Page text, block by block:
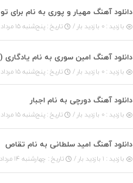
دانلود آهنگ مهیار و پوری به نام برای تو
بازدید : ۰ بازدید بار / تاریخ : پنج‌شنبه ۱۵ مرداد ۱۴۰۵
بازدید : ۰ بازدید بار / تاریخ : پنج‌شنبه ۱۵ مرداد ۱۴۰۵
دانلود آهنگ دورچی به نام اجبار
بازدید : ۰ بازدید بار / تاریخ : پنج‌شنبه ۱۵ مرداد ۱۴۰۵
دانلود آهنگ امید سلطانی به نام تقاص
بازدید : ۱ بازدید بار / تاریخ : چهارشنبه ۱۴ مرداد ۱۴۰۵